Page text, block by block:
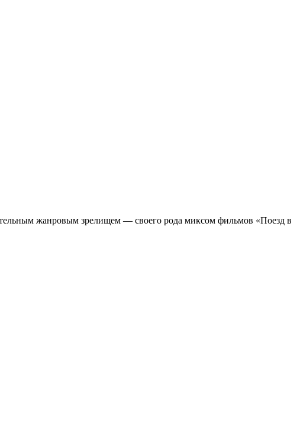
жанровым зрелищeм — своего рода миксом фильмов «Поезд в